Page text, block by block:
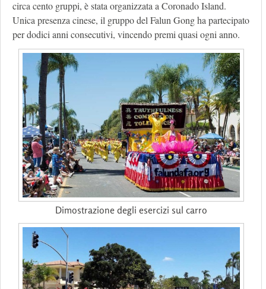
circa cento gruppi, è stata organizzata a Coronado Island.
Unica presenza cinese, il gruppo del Falun Gong ha partecipato
per dodici anni consecutivi, vincendo premi quasi ogni anno.
Dimostrazione degli esercizi sul carro